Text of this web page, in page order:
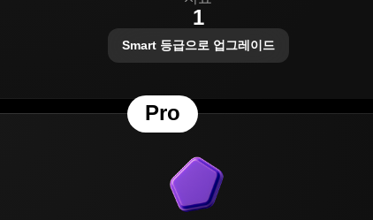
1
Smart 등급으로 업그레이드
Pro